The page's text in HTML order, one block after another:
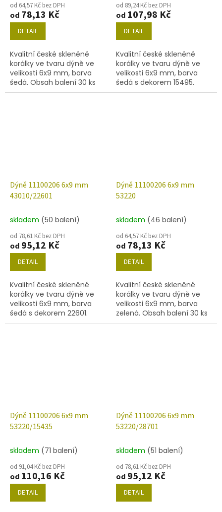
od 64,57 Kč bez DPH
od 78,13 Kč
DETAIL
Kvalitní české skleněné
korálky ve tvaru dýně ve
velikosti 6x9 mm, barva
šedá. Obsah balení 30 ks
nebo níže uvedené.
od 89,24 Kč bez DPH
od 107,98 Kč
DETAIL
Kvalitní české skleněné
korálky ve tvaru dýně ve
velikosti 6x9 mm, barva
šedá s dekorem 15495.
Obsah balení 30 ks nebo
Dýně 11100206 6x9 mm
43010/22601
skladem (50 balení)
od 78,61 Kč bez DPH
od 95,12 Kč
DETAIL
Kvalitní české skleněné
korálky ve tvaru dýně ve
velikosti 6x9 mm, barva
šedá s dekorem 22601.
Obsah balení 30 ks nebo
Dýně 11100206 6x9 mm
53220
skladem (46 balení)
od 64,57 Kč bez DPH
od 78,13 Kč
DETAIL
Kvalitní české skleněné
korálky ve tvaru dýně ve
velikosti 6x9 mm, barva
zelená. Obsah balení 30 ks
nebo níže uvedené.
Dýně 11100206 6x9 mm
53220/15435
skladem (71 balení)
od 91,04 Kč bez DPH
od 110,16 Kč
DETAIL
Dýně 11100206 6x9 mm
53220/28701
skladem (51 balení)
od 78,61 Kč bez DPH
od 95,12 Kč
DETAIL